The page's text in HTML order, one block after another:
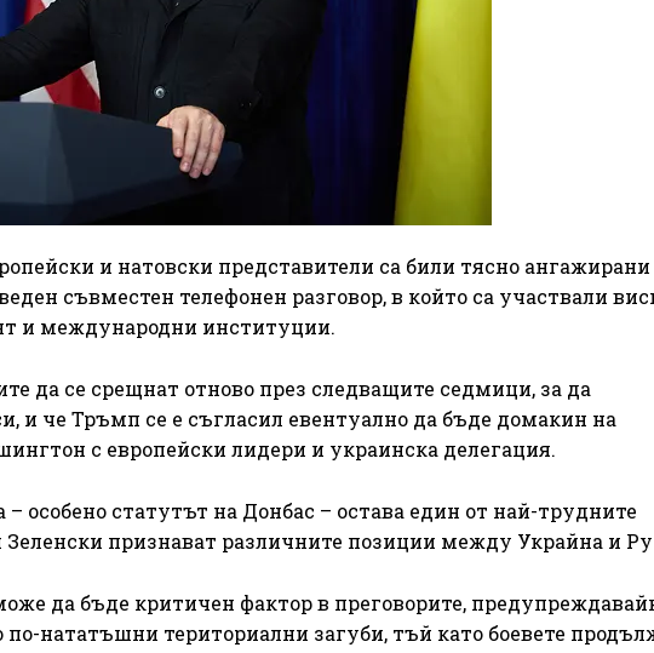
и натовски представители са били тясно ангажирани
съвместен телефонен разговор, в който са участвали
и международни институции.
да се срещнат отново през следващите седмици, за да
и че Тръмп се е съгласил евентуално да бъде домакин на
с европейски лидери и украинска делегация.
особено статутът на Донбас – остава един от най-трудните
признават различните позиции между Украйна и
да бъде критичен фактор в преговорите,
по-нататъшни териториални загуби, тъй като боевете